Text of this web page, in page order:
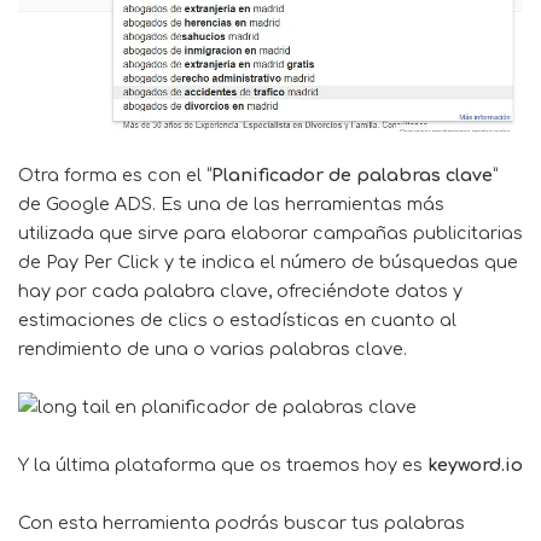
Otra forma es con el “Planificador de palabras clave”
de Google ADS. Es una de las herramientas más
utilizada que sirve para elaborar campañas publicitarias
de Pay Per Click y te indica el número de búsquedas que
hay por cada palabra clave, ofreciéndote datos y
estimaciones de clics o estadísticas en cuanto al
rendimiento de una o varias palabras clave.
Y la última plataforma que os traemos hoy es keyword.io
Con esta herramienta podrás buscar tus palabras